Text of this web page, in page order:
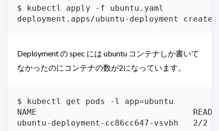
$ kubectl apply -f ubuntu.yaml
deployment.apps/ubuntu-deployment created
Deployment の spec には ubuntu コンテナしか書いて
なかったのにコンテナの数が2になっています。
$ kubectl get pods -l app=ubuntu
NAME                                READY
ubuntu-deployment-cc86cc647-vsvbh